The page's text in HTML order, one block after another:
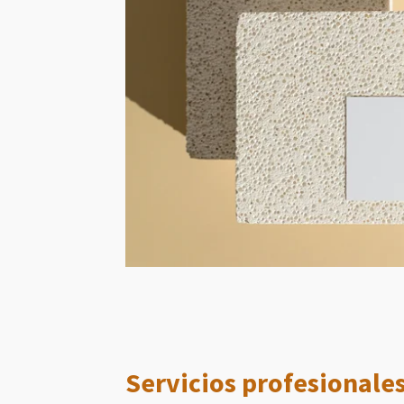
Servicios